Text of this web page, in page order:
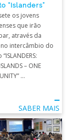
“Islanders”
os jovens
que irão
através da
no intercâmbio do
– ONE
...
SABER MAIS